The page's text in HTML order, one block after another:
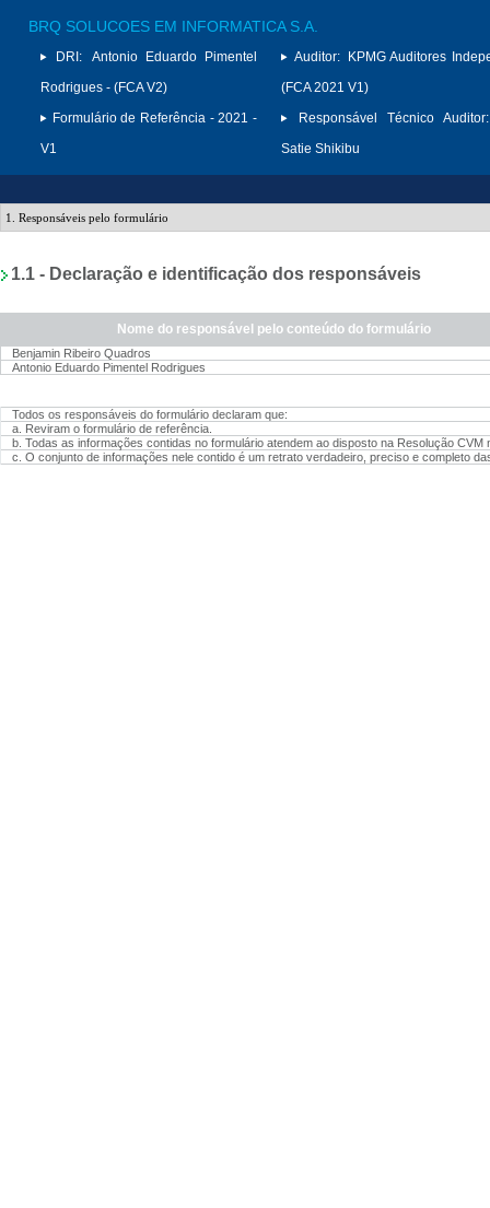
BRQ SOLUCOES EM INFORMATICA S.A.
DRI:
Antonio Eduardo Pimentel
Rodrigues - (FCA V2)
Formulário de Referência - 2021 -
V1
Auditor:
KPMG Auditores
(FCA 2021 V1)
Responsável Técnico Auditor:
Satie Shikibu